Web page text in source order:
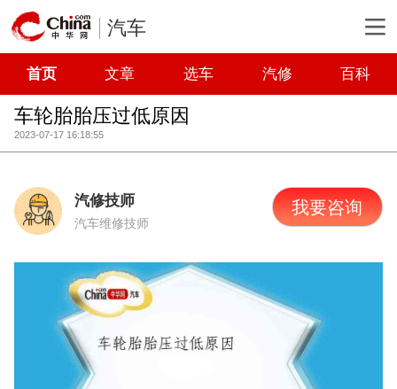
汽车
首页 文章 选车 汽修 百科
车轮胎胎压过低原因
2023-07-17 16:18:55
汽修技师
汽车维修技师
我要咨询